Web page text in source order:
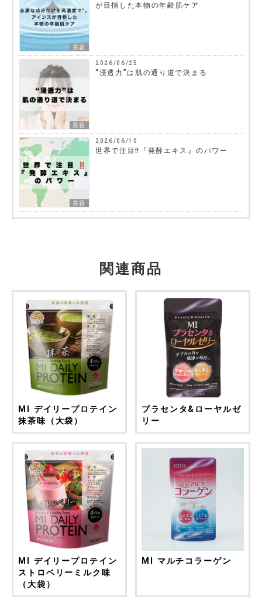
美容
が目指した本物の年齢肌ケア
美容
2026/06/25
“浸透力”は肌の通り道で決まる
美容
2026/06/10
世界で注目‼『発酵エキス』のパワー
関連商品
MI デイリープロテイン
抹茶味（大袋）
プラセンタ&ローヤルゼ
リー
MI デイリープロテイン
ストロベリーミルク味
（大袋）
MI マルチコラーゲン